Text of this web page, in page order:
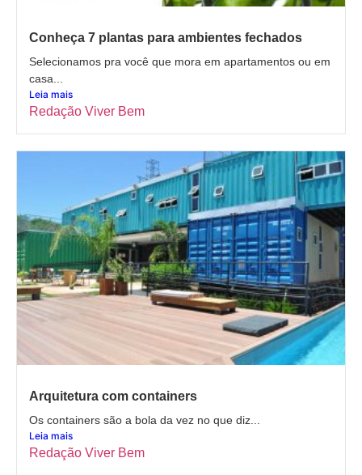
Conheça 7 plantas para ambientes fechados
Selecionamos pra você que mora em apartamentos ou em
casa...
Leia mais
Redação Viver Bem
Arquitetura com containers
Os containers são a bola da vez no que diz...
Leia mais
Redação Viver Bem